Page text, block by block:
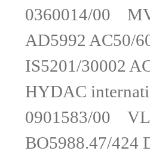
0360014/00
AD5992
IS5201/
HYDAC
0901583/00
BO5988.47/